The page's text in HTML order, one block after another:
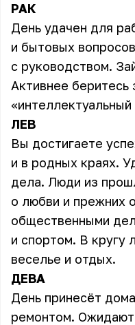
РАК
День удачен для
и бытовых
с руководством.
Активнее беритесь
ЛЕВ
Вы достигаете
и в родных краях.
дела. Люди из
о любви и прежних
общественными
и спортом. В кругу
веселье и отдых.
ДЕВА
День принесёт
ремонтом.